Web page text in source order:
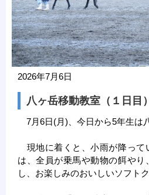
2026年7月6日
八ヶ岳移動教室（１日目）
7月6日(月)、今日から5年生は
現地に着くと、小雨が降って
は、全員が乗馬や動物の餌やり
し、お楽しみのおいしいソフト